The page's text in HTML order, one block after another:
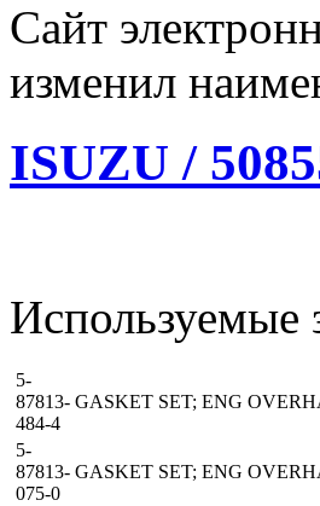
Сайт
изменил
ISUZU /
Используемые
5-
87813-
484-4
GASKET SET; ENG
5-
87813-
075-0
GASKET SET; ENG